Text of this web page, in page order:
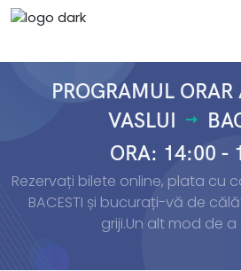
PROGRAMUL ORAR
VASLUI
ORA: 14:00 -
Rezervați bilete online, plata cu
BACESTI și bucurați-vă de
griji.Un alt mod de